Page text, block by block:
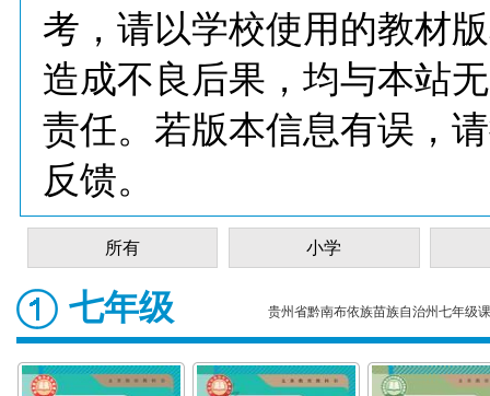
考，请以学校使用的教材
造成不良后果，均与本站
责任。若版本信息有误，
反馈。
所有 小学
七年级 贵州省黔南布依族苗族自治州七年级